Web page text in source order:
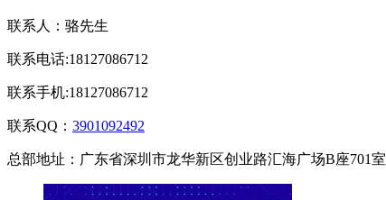
联系人：骆先生
联系电话:18127086712
联系手机:18127086712
联系QQ： 3901092492
总部地址：广东省深圳市龙华新区创业路汇海广场B座701室